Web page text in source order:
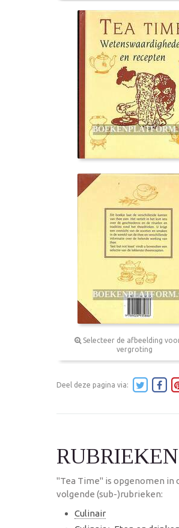
Selecteer de afbeelding
vergroting
Deel deze pagina via:
RUBRIEKEN
"Tea Time" is opgenomen in
volgende (sub-)rubrieken:
Culinair